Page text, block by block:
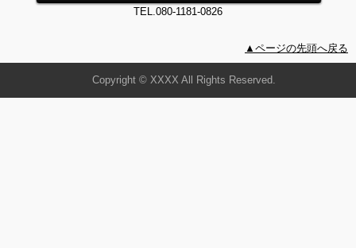
TEL.080-1181-0826
▲ページの先頭へ戻る
Copyright © XXXX All Rights Reserved.